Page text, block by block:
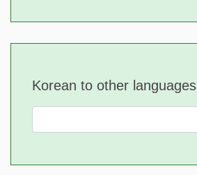
Korean to other languages